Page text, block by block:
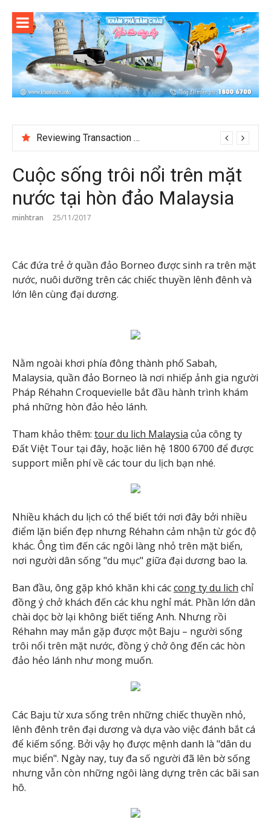
content
Reviewing Transaction History at BetNinja UK
Cuộc sống trôi nổi trên mặt
nước tại hòn đảo Malaysia
minhtran 25/11/2017
Các đứa trẻ ở quần đảo Borneo được sinh ra trên mặt
nước, nuôi dưỡng trên các chiếc thuyền lênh đênh và
lớn lên cùng đại dương.
Nằm ngoài khơi phía đông thành phố Sabah,
Malaysia, quần đảo Borneo là nơi nhiếp ảnh gia người
Pháp Réhahn Croquevielle bắt đầu hành trình khám
phá những hòn đảo hẻo lánh.
Tham khảo thêm: tour du lich Malaysia của công ty
Đất Việt Tour tại đây, hoặc liên hệ 1800 6700 để được
support miễn phí về các tour du lịch bạn nhé.
Nhiều khách du lịch có thể biết tới nơi đây bởi nhiều
điểm lặn biển đẹp nhưng Réhahn cảm nhận từ góc độ
khác. Ông tìm đến các ngôi làng nhỏ trên mặt biển,
nơi người dân sống "du mục" giữa đại dương bao la.
Ban đầu, ông gặp khó khăn khi cáccong ty du lich chỉ
đồng ý chở khách đến các khu nghỉ mát. Phần lớn dân
chài dọc bờ lại không biết tiếng Anh. Nhưng rồi
Réhahn may mắn gặp được một Baju – người sống
trôi nổi trên mặt nước, đồng ý chở ông đến các hòn
đảo hẻo lánh như mong muốn.
Các Baju từ xưa sống trên những chiếc thuyền nhỏ,
lênh đênh trên đại dương và dựa vào việc đánh bắt cá
để kiếm sống. Bởi vậy họ được mệnh danh là "dân du
mục biển". Ngày nay, tuy đa số người đã lên bờ sống
nhưng vẫn còn những ngôi làng dựng trên các bãi san
hô.